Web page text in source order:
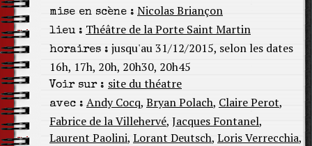
mise en scène : Nicolas Briançon
lieu : Théâtre de la Porte Saint Martin
horaires : jusqu'au 31/12/2015, selon les dates
16h, 17h, 20h, 20h30, 20h45
Voir sur : site du théatre
avec : Andy Cocq, Bryan Polach, Claire Perot,
Fabrice de la Villehervé, Jacques Fontanel,
Laurent Paolini, Lorant Deutsch, Loris Verrecchia,